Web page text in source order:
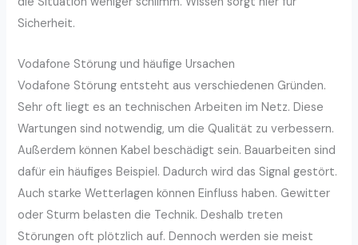
Sicherheit.
Vodafone Störung und häufige Ursachen
Vodafone Störung entsteht aus verschiedenen Gründen.
Sehr oft liegt es an technischen Arbeiten im Netz. Diese
Wartungen sind notwendig, um die Qualität zu verbessern.
Außerdem können Kabel beschädigt sein. Bauarbeiten sind
dafür ein häufiges Beispiel. Dadurch wird das Signal gestört.
Auch starke Wetterlagen können Einfluss haben. Gewitter
oder Sturm belasten die Technik. Deshalb treten
Störungen oft plötzlich auf. Dennoch werden sie meist